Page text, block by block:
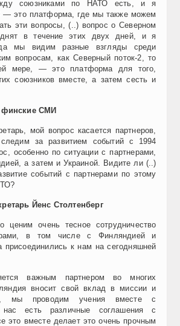
союзниками по НАТО есть, и я
это платформа, где мы также можем
эти вопросы, (..) вопрос о Северном
в течение этих двух дней, и я
мы видим разные взгляды среди
вопросам, как Северный поток-2, то
мере, — это платформа для того,
союзников вместе, а затем сесть и
СМИ
мой вопрос касается партнеров,
за развитием событий с 1994
особенно по ситуации с партнерами,
а затем и Украиной. Видите ли (..)
событий с партнерами по этому
Йенс Столтенберг
ценим очень тесное сотрудничество
в том числе с Финляндией и
присоединились к нам на сегодняшней
важным партнером во многих
вносит свой вклад в миссии и
мы проводим учения вместе с
есть различные соглашения с
это вместе делает это очень прочным